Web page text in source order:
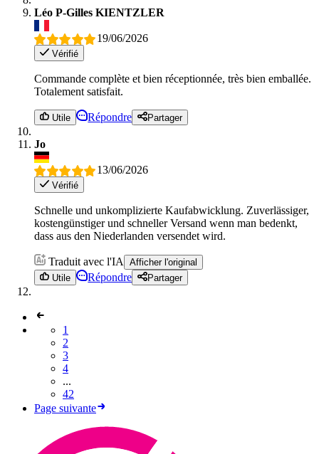
Léo P-Gilles KIENTZLER
19/06/2026
Vérifié
Commande complète et bien réceptionnée, très bien emballée.
Totalement satisfait.
Utile Répondre Partager
Jo
13/06/2026
Vérifié
Schnelle und unkomplizierte Kaufabwicklung. Zuverlässiger,
kostengünstiger und schneller Versand wenn man bedenkt,
dass aus den Niederlanden versendet wird.
Traduit avec l'IA
Afficher l'original
Utile
Répondre Partager
1
2
3
4
...
42
Page suivante